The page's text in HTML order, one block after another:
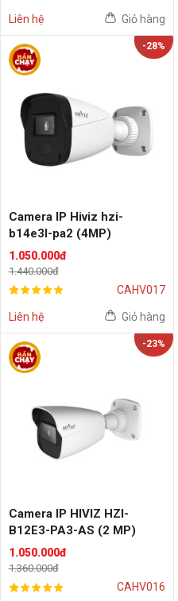
Liên hệ Giỏ hàng
-28%
Camera IP Hiviz hzi-
b14e3l-pa2 (4MP)
1.050.000đ
1.440.000đ
CAHV017
Liên hệ Giỏ hàng
-23%
Camera IP HIVIZ HZI-
B12E3-PA3-AS (2 MP)
1.050.000đ
1.360.000đ
CAHV016